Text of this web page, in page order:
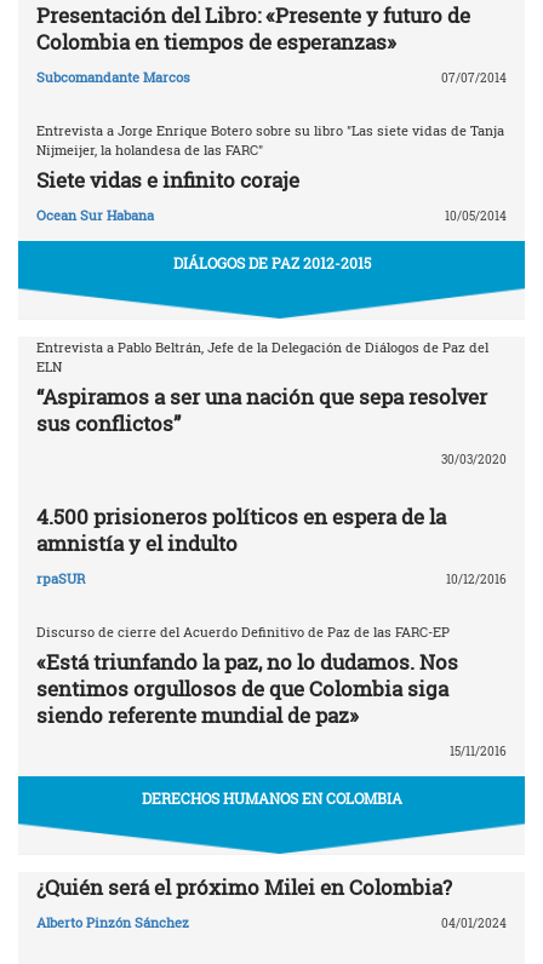
Presentación del Libro: «Presente y futuro de
Colombia en tiempos de esperanzas»
Subcomandante Marcos 07/07/2014
Entrevista a Jorge Enrique Botero sobre su libro "Las siete vidas de Tanja
Nijmeijer, la holandesa de las FARC"
Siete vidas e infinito coraje
Ocean Sur Habana 10/05/2014
DIÁLOGOS DE PAZ 2012-2015
Entrevista a Pablo Beltrán, Jefe de la Delegación de Diálogos de Paz del
ELN
“Aspiramos a ser una nación que sepa resolver
sus conflictos”
30/03/2020
4.500 prisioneros políticos en espera de la
amnistía y el indulto
rpaSUR 10/12/2016
Discurso de cierre del Acuerdo Definitivo de Paz de las FARC-EP
«Está triunfando la paz, no lo dudamos. Nos
sentimos orgullosos de que Colombia siga
siendo referente mundial de paz»
15/11/2016
DERECHOS HUMANOS EN COLOMBIA
¿Quién será el próximo Milei en Colombia?
Alberto Pinzón Sánchez 04/01/2024